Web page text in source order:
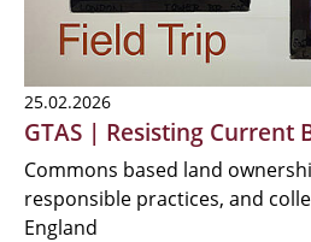
25.02.2026
GTAS | Resisting Current
Commons based land
responsible practices, and
England